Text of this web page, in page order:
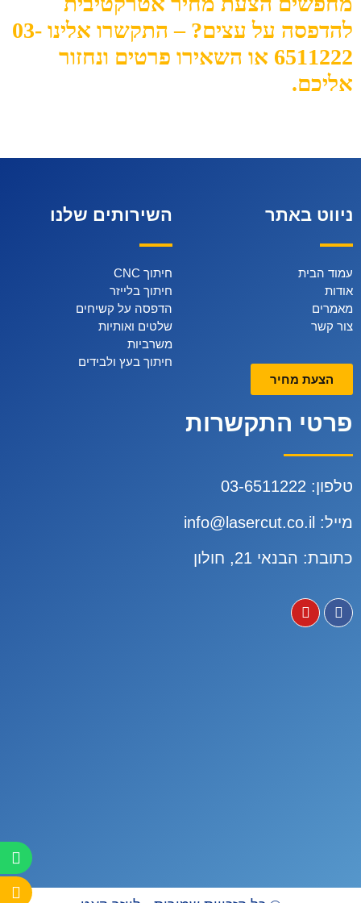
להדפסה על עצים? – התקשרו אלינו 03-
6511222 או השאירו פרטים ונחזור
אליכם.
ניווט באתר
עמוד הבית
אודות
מאמרים
צור קשר
הצעת מחיר
השירותים שלנו
חיתוך CNC
חיתוך בלייזר
הדפסה על קשיחים
שלטים ואותיות
משרביות
חיתוך בעץ ולבידים
פרטי התקשרות
טלפון: 03-6511222
מייל: info@lasercut.co.il
כתובת: הבנאי 21, חולון